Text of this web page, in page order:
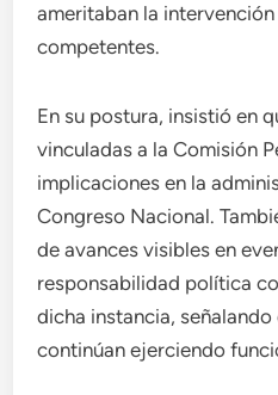
ameritaban la
competentes.
En su postura, insistió en
vinculadas a la Comisión
implicaciones en la
Congreso Nacional.
de avances visibles en
responsabilidad política
dicha instancia,
continúan ejerciendo